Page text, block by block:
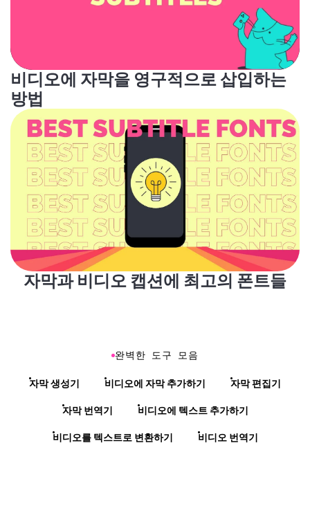
비디오에 자막을 영구적으로 삽입하는
방법
자막과 비디오 캡션에 최고의 폰트들
완벽한 도구 모음
자막 생성기 비디오에 자막 추가하기 자막 편집기
자막 번역기 비디오에 텍스트 추가하기
비디오를 텍스트로 변환하기 비디오 번역기